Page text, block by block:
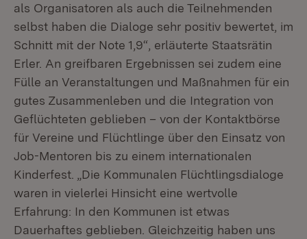
als Organisatoren als auch die Teilnehmenden
selbst haben die Dialoge sehr positiv bewertet, im
Schnitt mit der Note 1,9“, erläuterte Staatsrätin
Erler. An greifbaren Ergebnissen sei zudem eine
Fülle an Veranstaltungen und Maßnahmen für ein
gutes Zusammenleben und die Integration von
Geflüchteten geblieben – von der Kontaktbörse
für Vereine und Flüchtlinge über den Einsatz von
Job-Mentoren bis zu einem internationalen
Kinderfest. „Die Kommunalen Flüchtlingsdialoge
waren in vielerlei Hinsicht eine wertvolle
Erfahrung: In den Kommunen ist etwas
Dauerhaftes geblieben. Gleichzeitig haben uns